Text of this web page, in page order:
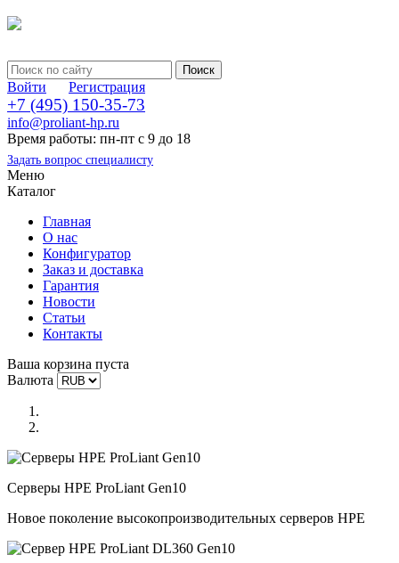
Войти Регистрация
+7 (495) 150-35-73
info@proliant-hp.ru
Время работы: пн-пт с 9 до 18
Задать вопрос специалисту
Меню
Каталог
Главная
О нас
Конфигуратор
Заказ и доставка
Гарантия
Новости
Статьи
Контакты
Ваша корзина пуста
Валюта
Серверы HPE ProLiant Gen10
Новое поколение высокопроизводительных серверов HPE